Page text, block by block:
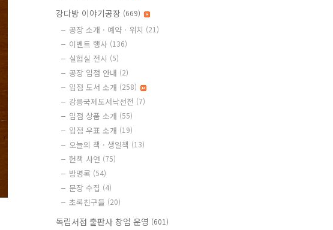
강다방 이야기공장 (669)
공장 소개 · 예약 · 위치 (21)
이벤트 행사 (136)
실험실 전시 (5)
공장 입점 안내 (2)
입점 도서 소개 (258)
강릉국제도서낙선전 (7)
입점 상품 소개 (55)
입점 우표 소개 (19)
오늘의 책 · 생일책 (13)
헌책 사연 (75)
방명록 (54)
문장 수집 (4)
초록친구들 (20)
독립서점 출판사 창업 운영 (601)